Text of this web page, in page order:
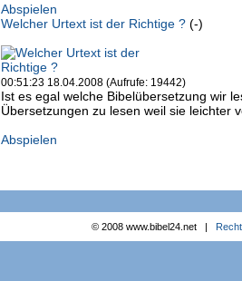
Abspielen
Welcher Urtext ist der Richtige ? (-)
00:51:23 18.04.2008 (Aufrufe: 19442)
Ist es egal welche Bibelübersetzung wir
Übersetzungen zu lesen weil sie leichter
Abspielen
© 2008 www.bibel24.net |